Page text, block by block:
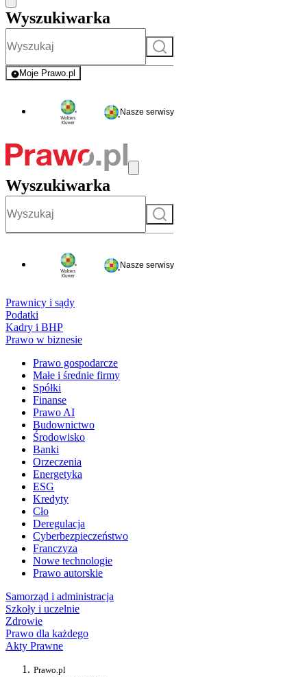
Wyszukiwarka
Szukaj
Moje Prawo.pl
- rejestracja i logowanie do serwisu
Nasze serwisy
Wyszukiwarka
Szukaj
Nasze serwisy
Prawnicy i sądy
Podatki
Kadry i BHP
Prawo w biznesie
Prawo gospodarcze
Małe i średnie firmy
Spółki
Finanse
Prawo AI
Budownictwo
Środowisko
Banki
Orzeczenia
Energetyka
ESG
Kredyty
Cło
Deregulacja
Cyberbezpieczeństwo
Franczyza
Nowe technologie
Prawo autorskie
Samorząd i administracja
Szkoły i uczelnie
Zdrowie
Prawo dla każdego
Akty Prawne
Prawo.pl